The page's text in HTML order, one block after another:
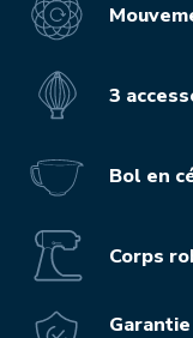
3
Bol en
Corps